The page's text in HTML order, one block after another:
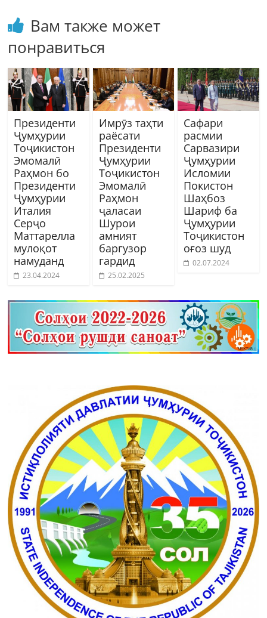
Вам также может
понравиться
Президенти
Ҷумҳурии
Тоҷикистон
Эмомалӣ
Раҳмон бо
Президенти
Ҷумҳурии
Италия
Серҷо
Маттарелла
мулоқот
намуданд
23.04.2024
Имрӯз таҳти
раёсати
Президенти
Ҷумҳурии
Тоҷикистон
Эмомалӣ
Раҳмон
ҷаласаи
Шурои
амният
баргузор
гардид
25.02.2025
Сафари
расмии
Сарвазири
Ҷумҳурии
Исломии
Покистон
Шаҳбоз
Шариф ба
Ҷумҳурии
Тоҷикистон
оғоз шуд
02.07.2024